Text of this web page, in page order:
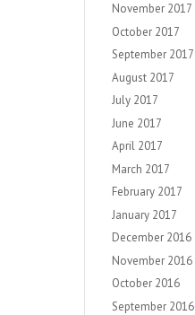
November 2017
October 2017
September 2017
August 2017
July 2017
June 2017
April 2017
March 2017
February 2017
January 2017
December 2016
November 2016
October 2016
September 2016